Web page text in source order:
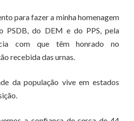
para fazer a minha homenagem
PSDB, do DEM e do PPS, pela
com que têm honrado no
recebida das urnas.
da população vive em estados